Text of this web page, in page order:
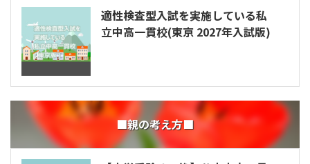
適性検査型入試を実施している私
立中高一貫校(東京 2027年入試版)
■親の考え方■